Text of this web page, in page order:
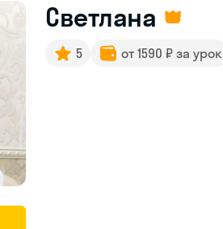
Светлана
5 от 1590 ₽ за урок